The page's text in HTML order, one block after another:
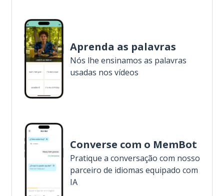
Aprenda as palavras
Nós lhe ensinamos as palavras
usadas nos vídeos
Converse com o MemBot
Pratique a conversação com nosso
parceiro de idiomas equipado com
IA